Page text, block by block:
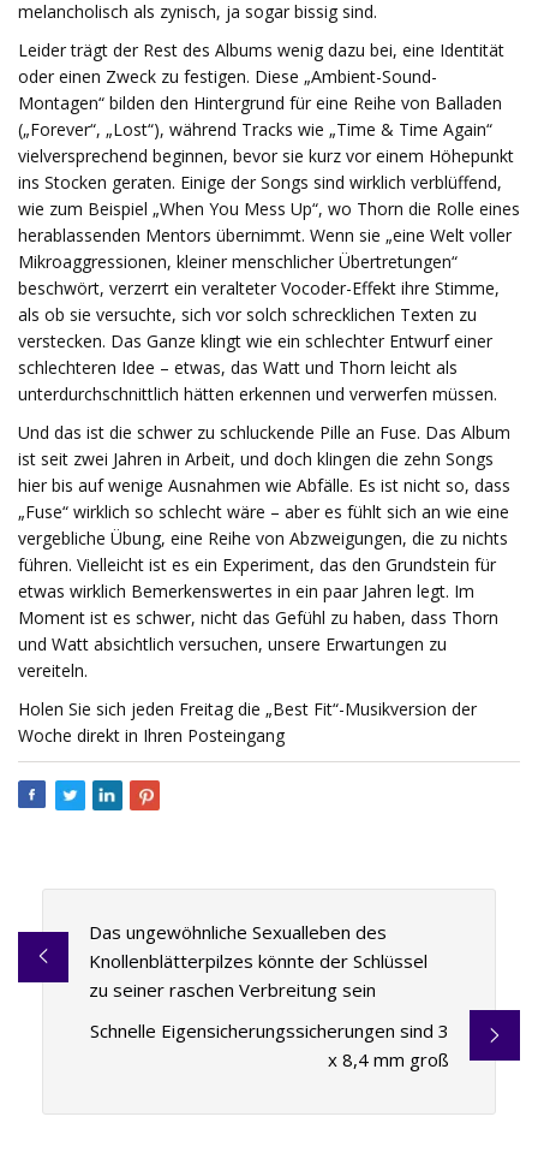
melancholisch als zynisch, ja sogar bissig sind.
Leider trägt der Rest des Albums wenig dazu bei, eine Identität
oder einen Zweck zu festigen. Diese „Ambient-Sound-
Montagen“ bilden den Hintergrund für eine Reihe von Balladen
(„Forever“, „Lost“), während Tracks wie „Time & Time Again“
vielversprechend beginnen, bevor sie kurz vor einem Höhepunkt
ins Stocken geraten. Einige der Songs sind wirklich verblüffend,
wie zum Beispiel „When You Mess Up“, wo Thorn die Rolle eines
herablassenden Mentors übernimmt. Wenn sie „eine Welt voller
Mikroaggressionen, kleiner menschlicher Übertretungen“
beschwört, verzerrt ein veralteter Vocoder-Effekt ihre Stimme,
als ob sie versuchte, sich vor solch schrecklichen Texten zu
verstecken. Das Ganze klingt wie ein schlechter Entwurf einer
schlechteren Idee – etwas, das Watt und Thorn leicht als
unterdurchschnittlich hätten erkennen und verwerfen müssen.
Und das ist die schwer zu schluckende Pille an Fuse. Das Album
ist seit zwei Jahren in Arbeit, und doch klingen die zehn Songs
hier bis auf wenige Ausnahmen wie Abfälle. Es ist nicht so, dass
„Fuse“ wirklich so schlecht wäre – aber es fühlt sich an wie eine
vergebliche Übung, eine Reihe von Abzweigungen, die zu nichts
führen. Vielleicht ist es ein Experiment, das den Grundstein für
etwas wirklich Bemerkenswertes in ein paar Jahren legt. Im
Moment ist es schwer, nicht das Gefühl zu haben, dass Thorn
und Watt absichtlich versuchen, unsere Erwartungen zu
vereiteln.
Holen Sie sich jeden Freitag die „Best Fit“-Musikversion der
Woche direkt in Ihren Posteingang
Das ungewöhnliche Sexualleben des
Knollenblätterpilzes könnte der Schlüssel
zu seiner raschen Verbreitung sein
Schnelle Eigensicherungssicherungen sind 3
x 8,4 mm groß